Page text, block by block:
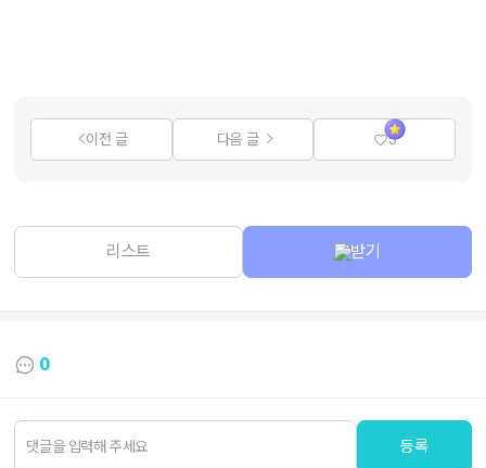
이전 글 다음 글 5
리스트 받기
0
등록